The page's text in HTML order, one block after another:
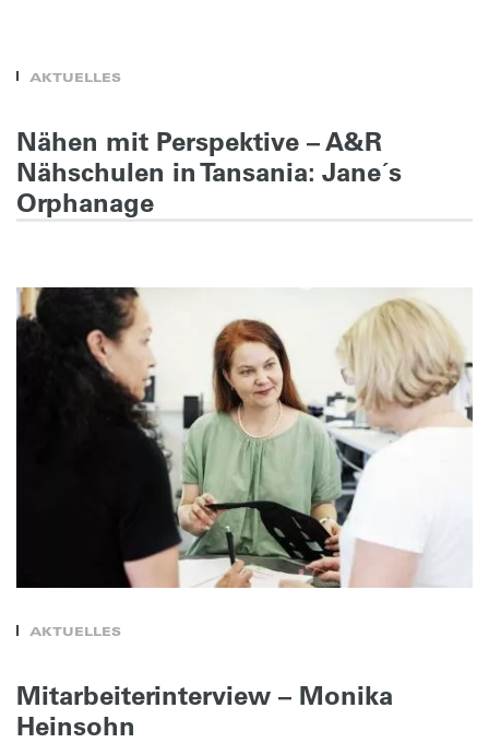
AKTUELLES
Nähen mit Perspektive – A&R
Nähschulen in Tansania: Jane´s
Orphanage
AKTUELLES
Mitarbeiterinterview – Monika
Heinsohn